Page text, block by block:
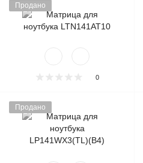
Продано
0
Продано